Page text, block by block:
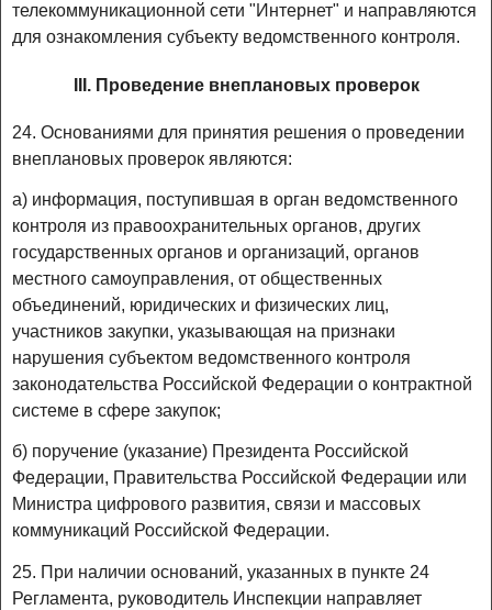
телекоммуникационной сети "Интернет" и направляются
для ознакомления субъекту ведомственного контроля.
III. Проведение внеплановых проверок
24. Основаниями для принятия решения о проведении
внеплановых проверок являются:
а) информация, поступившая в орган ведомственного
контроля из правоохранительных органов, других
государственных органов и организаций, органов
местного самоуправления, от общественных
объединений, юридических и физических лиц,
участников закупки, указывающая на признаки
нарушения субъектом ведомственного контроля
законодательства Российской Федерации о контрактной
системе в сфере закупок;
б) поручение (указание) Президента Российской
Федерации, Правительства Российской Федерации или
Министра цифрового развития, связи и массовых
коммуникаций Российской Федерации.
25. При наличии оснований, указанных в пункте 24
Регламента, руководитель Инспекции направляет